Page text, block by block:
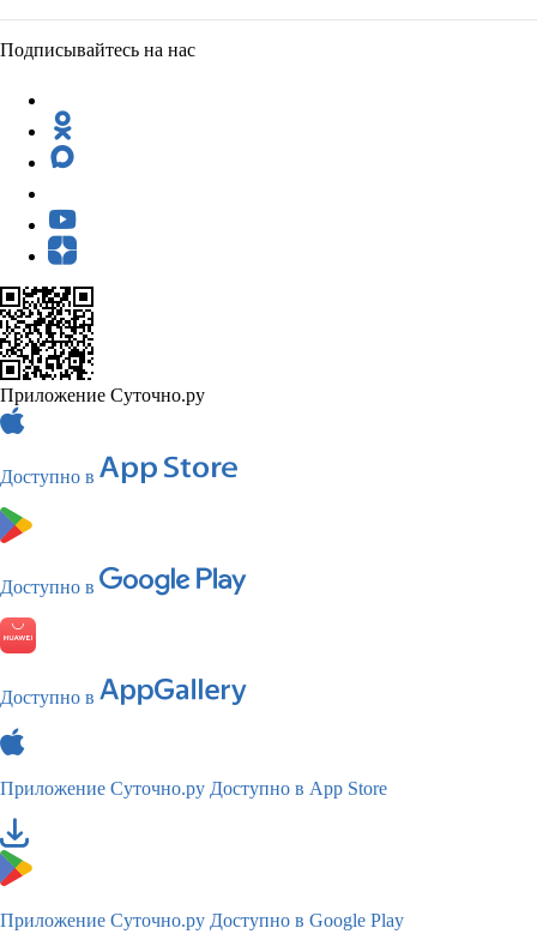
Подписывайтесь на нас
Приложение Суточно.ру
Доступно в
Доступно в
Доступно в
Приложение Суточно.ру Доступно в App Store
Приложение Суточно.ру Доступно в Google Play